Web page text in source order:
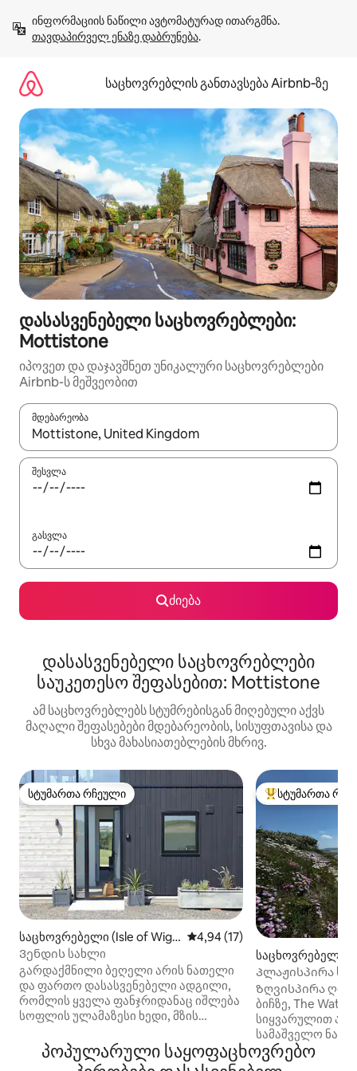
გადასვლა
თავდაპირველ ენაზე დაბრუნება.
საცხოვრებლის განთავსება Airbnb‑ზე
დასასვენებელი საცხოვრებლები:
Mottistone
იპოვეთ და დაჯავშნეთ უნიკალური საცხოვრებლები
Airbnb-ს მეშვეობით
მდებარეობა
როცა შედეგები ხელმისაწვდომი გახდება, ნავიგაციისთვის
შესვლა
გასვლა
ძიება
დასასვენებელი საცხოვრებლები
საუკეთესო შეფასებით: Mottistone
ამ საცხოვრებლებს სტუმრებისგან მიღებული აქვს
მაღალი შეფასებები მდებარეობის, სისუფთავისა და
სხვა მახასიათებლების მხრივ.
სტუმართა რჩეული
სტუმართა რჩეული
საცხოვრებელი (Isle of Wigh
t)
საშუალო შეფასებაა 5‑დან
4,94 (17)
Ვენდის სახლი
გარდაქმნილი ბეღელი არის ნათელი
და ფართო დასასვენებელი ადგილი,
რომლის ყველა ფანჯრიდანაც იშლება
სოფლის ულამაზესი ხედი, მზის
მომაჯადოებელი ხედები.
საცხოვრებელი სივრცეები
სტუმართა
სტუმართა
საცხოვრებელი
Პლაჟისპირა
საცხოვრებელი |
Lepe
Ზღვისპირა
ბიჩზე, The
სიყვარულით
სამაშველო ნავი
სადგური,
სოლენტის
პოპულარული საყოფაცხოვრებო